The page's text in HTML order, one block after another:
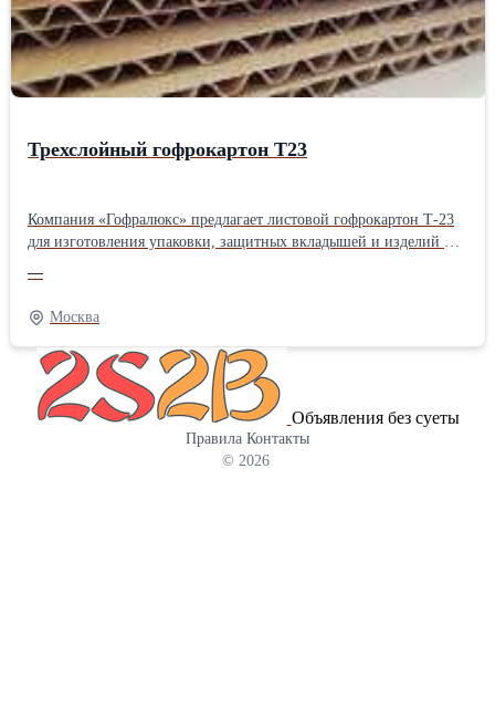
Трехслойный гофрокартон Т23
Компания «Гофралюкс» предлагает листовой гофрокартон Т-23
для изготовления упаковки, защитных вкладышей и изделий из
внутреннего гофрированного слоя, который придает листу
жесткость и помогает сохранять форму даже при активном
использовании. В каталоге представлены листы трехслойного
гофрокартона Т-23 в различных форматах. Ознакомиться более
подробно Вы можете на нашем сайте
—
Москва
Объявления без суеты
Правила Контакты
© 2026